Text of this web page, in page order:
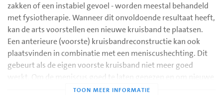
zakken of een instabiel gevoel - worden meestal behandeld
met fysiotherapie. Wanneer dit onvoldoende resultaat heeft,
kan de arts voorstellen een nieuwe kruisband te plaatsen.
Een anterieure (voorste) kruisbandreconstructie kan ook
plaatsvinden in combinatie met een meniscushechting. Dit
gebeurt als de eigen voorste kruisband niet meer goed
werkt. Om de meniscus goed te laten genezen en om nieuwe
meniscusscheuren te voorkomen wordt dan een nieuwe